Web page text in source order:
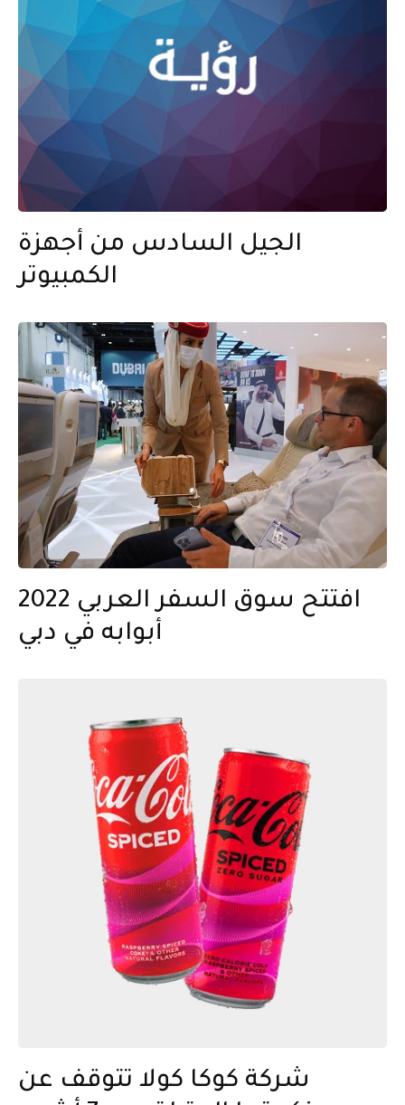
الجيل السادس من أجهزة
الكمبيوتر
افتتح سوق السفر العربي 2022
أبوابه في دبي
شركة كوكا كولا تتوقف عن